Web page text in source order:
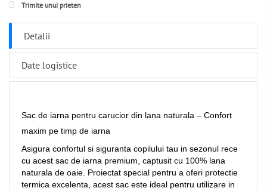
Trimite unui prieten
Detalii
Date logistice
Sac de iarna pentru carucior din lana naturala – Confort
maxim pe timp de iarna
Asigura confortul si siguranta copilului tau in sezonul rece
cu acest sac de iarna premium, captusit cu 100% lana
naturala de oaie. Proiectat special pentru a oferi protectie
termica excelenta, acest sac este ideal pentru utilizare in